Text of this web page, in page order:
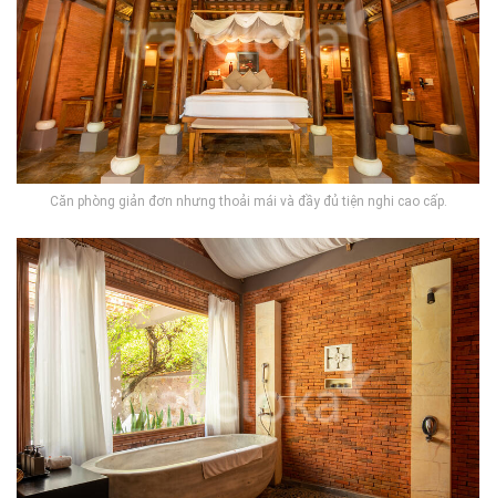
Căn phòng giản đơn nhưng thoải mái và đầy đủ tiện nghi cao cấp.